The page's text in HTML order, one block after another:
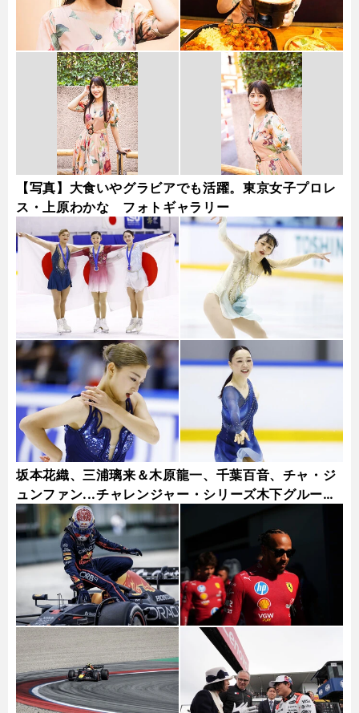
【写真】大食いやグラビアでも活躍。東京女子プロレ
ス・上原わかな フォトギャラリー
坂本花織、三浦璃来＆木原龍一、千葉百音、チャ・ジ
ュンファン...チャレンジャー・シリーズ木下グループ
杯フォトギャラリー